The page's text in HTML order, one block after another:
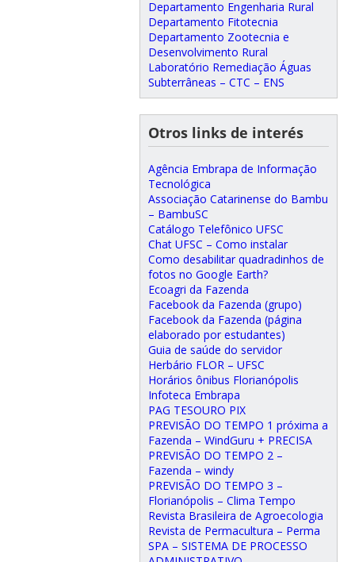
Departamento Engenharia Rural
Departamento Fitotecnia
Departamento Zootecnia e
Desenvolvimento Rural
Laboratório Remediação Águas
Subterrâneas – CTC – ENS
Otros links de interés
Agência Embrapa de Informação
Tecnológica
Associação Catarinense do Bambu
– BambuSC
Catálogo Telefônico UFSC
Chat UFSC – Como instalar
Como desabilitar quadradinhos de
fotos no Google Earth?
Ecoagri da Fazenda
Facebook da Fazenda (grupo)
Facebook da Fazenda (página
elaborado por estudantes)
Guia de saúde do servidor
Herbário FLOR – UFSC
Horários ônibus Florianópolis
Infoteca Embrapa
PAG TESOURO PIX
PREVISÃO DO TEMPO 1 próxima a
Fazenda – WindGuru + PRECISA
PREVISÃO DO TEMPO 2 –
Fazenda – windy
PREVISÃO DO TEMPO 3 –
Florianópolis – Clima Tempo
Revista Brasileira de Agroecologia
Revista de Permacultura – Perma
SPA – SISTEMA DE PROCESSO